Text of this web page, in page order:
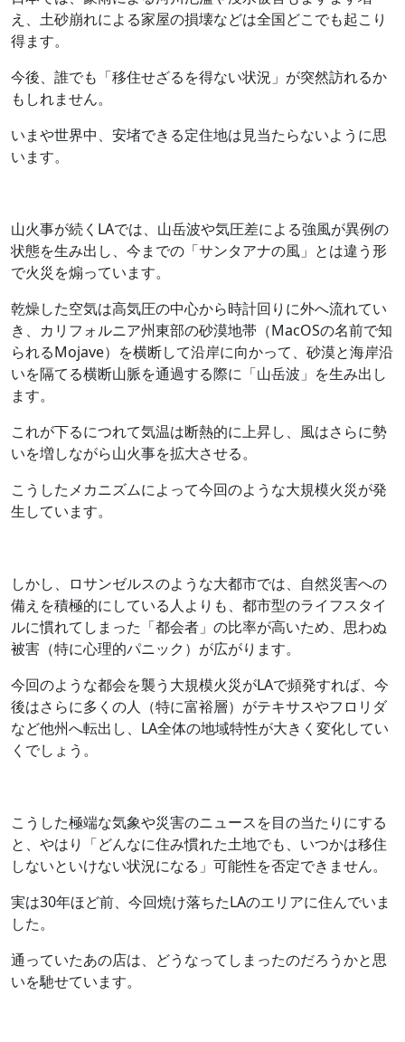
え、土砂崩れによる家屋の損壊などは全国どこでも起こり
得ます。
今後、誰でも「移住せざるを得ない状況」が突然訪れるか
もしれません。
いまや世界中、安堵できる定住地は見当たらないように思
います。
山火事が続くLAでは、山岳波や気圧差による強風が異例の
状態を生み出し、今までの「サンタアナの風」とは違う形
で火災を煽っています。
乾燥した空気は高気圧の中心から時計回りに外へ流れてい
き、カリフォルニア州東部の砂漠地帯（MacOSの名前で知
られるMojave）を横断して沿岸に向かって、砂漠と海岸沿
いを隔てる横断山脈を通過する際に「山岳波」を生み出し
ます。
これが下るにつれて気温は断熱的に上昇し、風はさらに勢
いを増しながら山火事を拡大させる。
こうしたメカニズムによって今回のような大規模火災が発
生しています。
しかし、ロサンゼルスのような大都市では、自然災害への
備えを積極的にしている人よりも、都市型のライフスタイ
ルに慣れてしまった「都会者」の比率が高いため、思わぬ
被害（特に心理的パニック）が広がります。
今回のような都会を襲う大規模火災がLAで頻発すれば、今
後はさらに多くの人（特に富裕層）がテキサスやフロリダ
など他州へ転出し、LA全体の地域特性が大きく変化してい
くでしょう。
こうした極端な気象や災害のニュースを目の当たりにする
と、やはり「どんなに住み慣れた土地でも、いつかは移住
しないといけない状況になる」可能性を否定できません。
実は30年ほど前、今回焼け落ちたLAのエリアに住んでいま
した。
通っていたあの店は、どうなってしまったのだろうかと思
いを馳せています。